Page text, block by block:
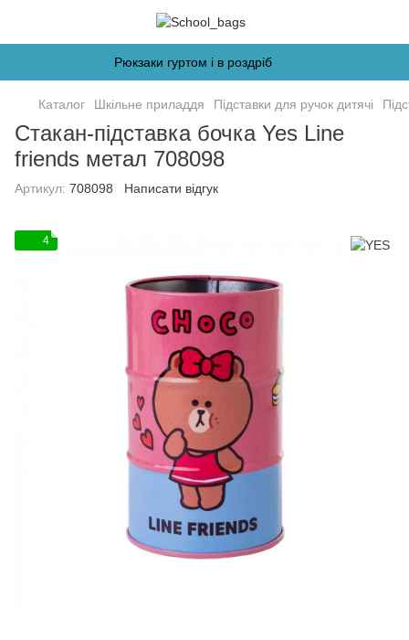
Рюкзаки гуртом і в роздріб
Каталог Шкільне приладдя Підставки для ручок дитячі
Стакан-підставка бочка Yes Line
friends метал 708098
Артикул: 708098 Написати відгук
4